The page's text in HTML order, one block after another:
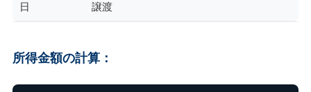
日
譲渡
所得金額の計算：